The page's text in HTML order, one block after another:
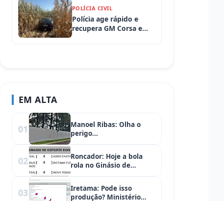
POLÍCIA CIVIL
Polícia age rápido e
recupera GM Corsa e
Toyota Hilux levados de
EM ALTA
01
Manoel Ribas: Olha o
perigo...
02
Roncador: Hoje a bola
rola no Ginásio de
Esportes. Segunda
rodada da Copa de Futsal
03
Iretama: Pode isso
produção? Ministério